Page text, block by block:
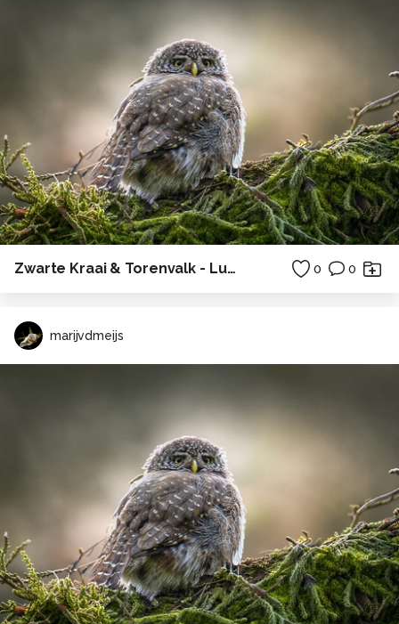
Zwarte Kraai & Torenvalk - Luchtduel boven de wilgen. 0 0
marijvdmeijs